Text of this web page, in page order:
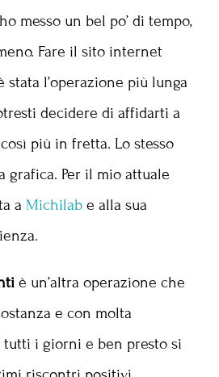
messo un bel po’ di tempo,
Fare il sito internet
stata l’operazione più lunga
decidere di affidarti a
più in fretta. Lo stesso
grafica. Per il mio attuale
a Michilab e alla sua
è un’altra operazione che
e con molta
tutti i giorni e ben presto si